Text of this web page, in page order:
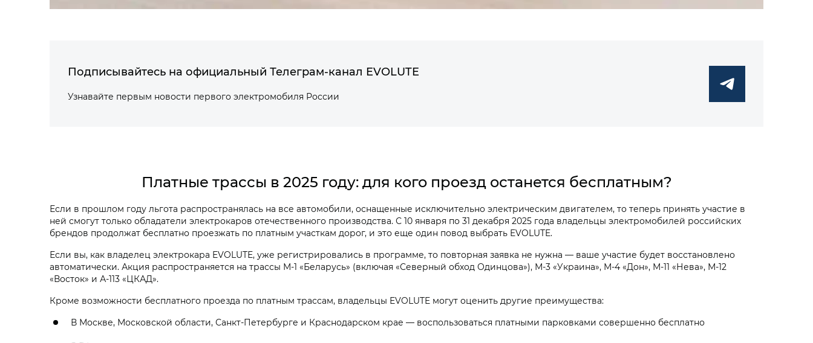
Подписывайтесь на официальный Телеграм-канал EVOLUTE
Узнавайте первым новости первого электромобиля России
Платные трассы в 2025 году: для кого проезд останется бесплатным?
Если в прошлом году льгота распространялась на все автомобили, оснащенные исключительно электрическим двигателем, то теперь принять участие в
ней смогут только обладатели электрокаров отечественного производства. С 10 января по 31 декабря 2025 года владельцы электромобилей российских
брендов продолжат бесплатно проезжать по платным участкам дорог, и это еще один повод выбрать EVOLUTE.
Если вы, как владелец электрокара EVOLUTE, уже регистрировались в программе, то повторная заявка не нужна — ваше участие будет восстановлено
автоматически. Акция распространяется на трассы М-1 «Беларусь» (включая «Северный обход Одинцова»), М-3 «Украина», М-4 «Дон», М-11 «Нева», М-12
«Восток» и А-113 «ЦКАД».
Кроме возможности бесплатного проезда по платным трассам, владельцы EVOLUTE могут оценить другие преимущества:
В Москве, Московской области, Санкт-Петербурге и Краснодарском крае — воспользоваться платными парковками совершенно бесплатно